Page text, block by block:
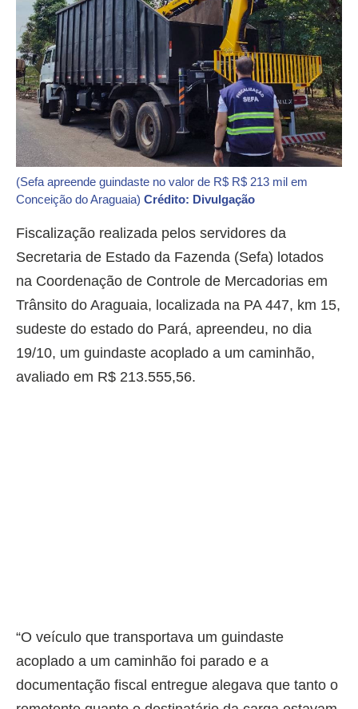
(Sefa apreende guindaste no valor de R$ R$ 213 mil em
Conceição do Araguaia) Crédito: Divulgação
Fiscalização realizada pelos servidores da
Secretaria de Estado da Fazenda (Sefa) lotados
na Coordenação de Controle de Mercadorias em
Trânsito do Araguaia, localizada na PA 447, km 15,
sudeste do estado do Pará, apreendeu, no dia
19/10, um guindaste acoplado a um caminhão,
avaliado em R$ 213.555,56.
“O veículo que transportava um guindaste
acoplado a um caminhão foi parado e a
documentação fiscal entregue alegava que tanto o